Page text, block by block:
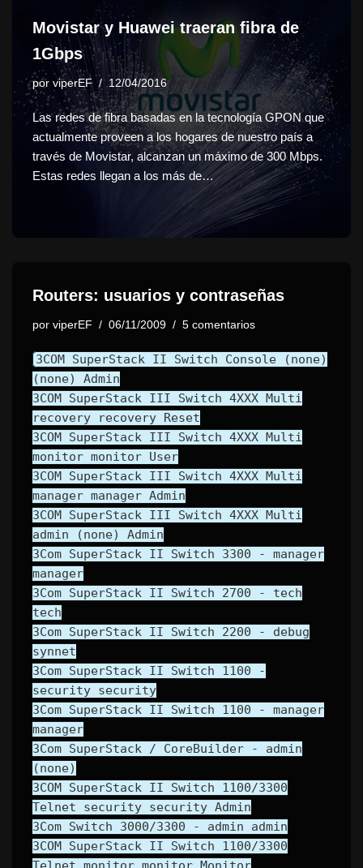
Movistar y Huawei traeran fibra de
1Gbps
por viperEF 12/04/2016
Las redes de fibra basadas en la tecnología GPON que
actualmente proveen a los hogares de nuestro país a
través de Movistar, alcanzan un máximo de 300 Mbps.
Estas redes llegan a los más de…
Routers: usuarios y contraseñas
por viperEF 06/11/2009 5 comentarios
3COM SuperStack II Switch Console (none)
(none) Admin
3COM SuperStack III Switch 4XXX Multi
recovery recovery Reset
3COM SuperStack III Switch 4XXX Multi
monitor monitor User
3COM SuperStack III Switch 4XXX Multi
manager manager Admin
3COM SuperStack III Switch 4XXX Multi
admin (none) Admin
3Com SuperStack II Switch 3300 - manager
manager
3Com SuperStack II Switch 2700 - tech
tech
3Com SuperStack II Switch 2200 - debug
synnet
3Com SuperStack II Switch 1100 -
security security
3Com SuperStack II Switch 1100 - manager
manager
3Com SuperStack / CoreBuilder - admin
(none)
3COM SuperStack II Switch 1100/3300
Telnet security security Admin
3Com Switch 3000/3300 - admin admin
3COM SuperStack II Switch 1100/3300